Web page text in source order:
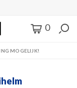
0
MOGELIJK!